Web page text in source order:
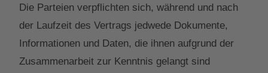
Die Parteien verpflichten sich, während und nach
der Laufzeit des Vertrags jedwede Dokumente,
Informationen und Daten, die ihnen aufgrund der
Zusammenarbeit zur Kenntnis gelangt sind